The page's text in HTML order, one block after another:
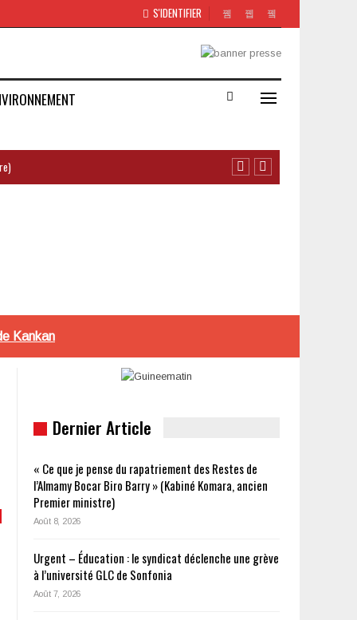
S'IDENTIFIER
Kankan
Dernier Article
« Ce que je pense du rapatriement des Restes de
l’Almamy Bocar Biro Barry » (Kabiné Komara, ancien
Premier ministre)
Août 8, 2026
Urgent – Éducation : le syndicat déclenche une grève
à l’université GLC de Sonfonia
Août 7, 2026